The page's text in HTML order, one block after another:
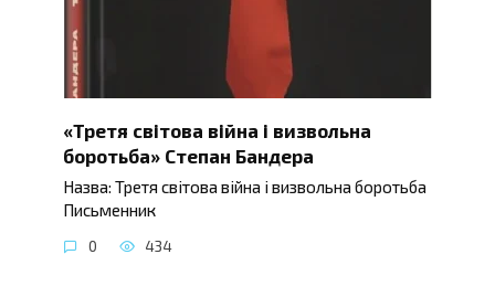
«Третя світова війна і визвольна
боротьба» Степан Бандера
Назва: Третя світова війна і визвольна боротьба
Письменник
0 434